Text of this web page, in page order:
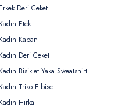
Erkek Deri Ceket
Kadın Etek
Kadın Kaban
Kadın Deri Ceket
Kadın Bisiklet Yaka Sweatshirt
Kadın Triko Elbise
Kadın Hırka